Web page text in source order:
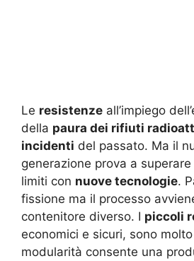
Le resistenze all’impiego
della paura dei rifiuti
incidenti del passato. Ma il
generazione prova a
limiti con nuove tecnologie.
fissione ma il processo
contenitore diverso. I piccoli
economici e sicuri, sono
modularità consente una